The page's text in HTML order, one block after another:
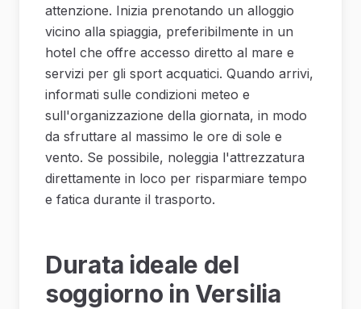
attenzione. Inizia prenotando un alloggio
vicino alla spiaggia, preferibilmente in un
hotel che offre accesso diretto al mare e
servizi per gli sport acquatici. Quando arrivi,
informati sulle condizioni meteo e
sull'organizzazione della giornata, in modo
da sfruttare al massimo le ore di sole e
vento. Se possibile, noleggia l'attrezzatura
direttamente in loco per risparmiare tempo
e fatica durante il trasporto.
Durata ideale del
soggiorno in Versilia